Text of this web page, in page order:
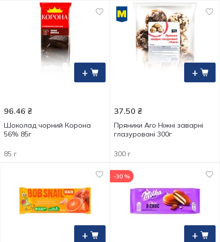
+
96.46 ₴
Шоколад чорний Корона
56% 85г
85 г
+
37.50 ₴
Пряники Аro Ніжні заварні
глазуровані 300г
300 г
+ +
-30 %